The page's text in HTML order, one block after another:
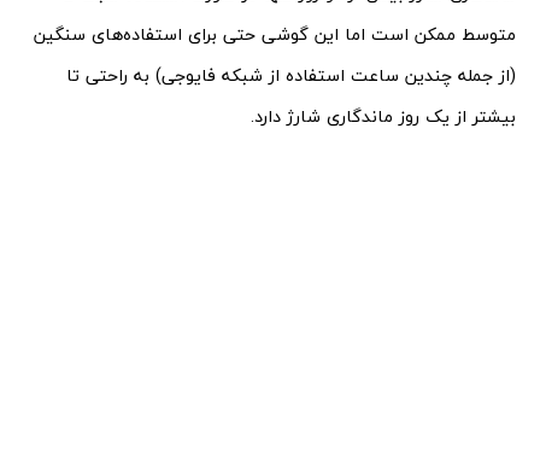
متوسط ممکن است اما این گوشی حتی برای استفاده‌های سنگین
(از جمله چندین ساعت استفاده از شبکه فایوجی) به راحتی تا
بیشتر از یک روز ماندگاری شارژ دارد.